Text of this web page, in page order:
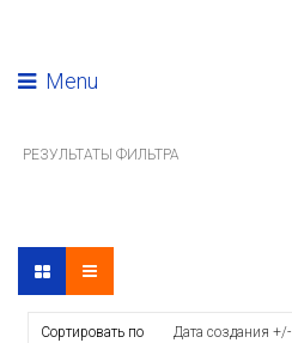
Menu
РЕЗУЛЬТАТЫ ФИЛЬТРА
Сортировать по Дата создания +/-